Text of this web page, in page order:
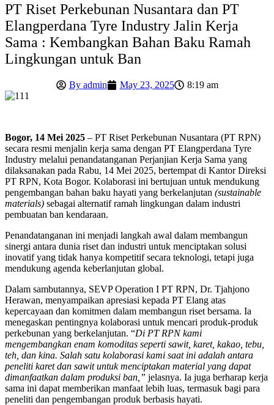
PT Riset Perkebunan Nusantara dan PT
Elangperdana Tyre Industry Jalin Kerja
Sama : Kembangkan Bahan Baku Ramah
Lingkungan untuk Ban
Byadmin May 23, 2025 8:19 am
Bogor, 14 Mei 2025 – PT Riset Perkebunan Nusantara (PT RPN)
secara resmi menjalin kerja sama dengan PT Elangperdana Tyre
Industry melalui penandatanganan Perjanjian Kerja Sama yang
dilaksanakan pada Rabu, 14 Mei 2025, bertempat di Kantor Direksi
PT RPN, Kota Bogor. Kolaborasi ini bertujuan untuk mendukung
pengembangan bahan baku hayati yang berkelanjutan (sustainable
materials) sebagai alternatif ramah lingkungan dalam industri
pembuatan ban kendaraan.
Penandatanganan ini menjadi langkah awal dalam membangun
sinergi antara dunia riset dan industri untuk menciptakan solusi
inovatif yang tidak hanya kompetitif secara teknologi, tetapi juga
mendukung agenda keberlanjutan global.
Dalam sambutannya, SEVP Operation I PT RPN, Dr. Tjahjono
Herawan, menyampaikan apresiasi kepada PT Elang atas
kepercayaan dan komitmen dalam membangun riset bersama. Ia
menegaskan pentingnya kolaborasi untuk mencari produk-produk
perkebunan yang berkelanjutan. “Di PT RPN kami
mengembangkan enam komoditas seperti sawit, karet, kakao, tebu,
teh, dan kina. Salah satu kolaborasi kami saat ini adalah antara
peneliti karet dan sawit untuk menciptakan material yang dapat
dimanfaatkan dalam produksi ban,” jelasnya. Ia juga berharap kerja
sama ini dapat memberikan manfaat lebih luas, termasuk bagi para
peneliti dan pengembangan produk berbasis hayati.